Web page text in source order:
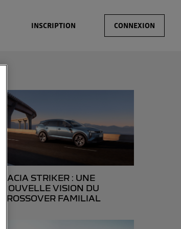
INSCRIPTION CONNEXION
DACIA STRIKER : UNE
NOUVELLE VISION DU
CROSSOVER FAMILIAL